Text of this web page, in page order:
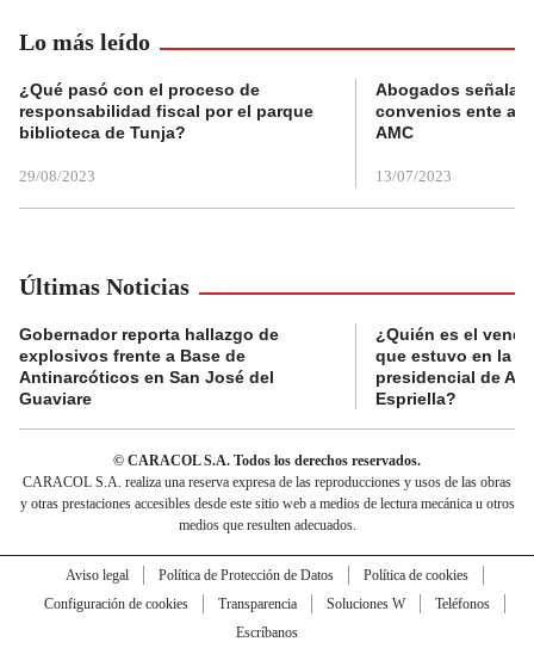
Lo más leído
¿Qué pasó con el proceso de
responsabilidad fiscal por el parque
biblioteca de Tunja?
29/08/2023
Abogados
convenios ente
AMC
13/07/2023
Últimas Noticias
Gobernador reporta hallazgo de
explosivos frente a Base de
Antinarcóticos en San José del
Guaviare
¿Quién es el
que estuvo en la
presidencial de
Espriella?
© CARACOL S.A. Todos los derechos reservados.
CARACOL S.A. realiza una reserva expresa de las reproducciones y usos de las obras
y otras prestaciones accesibles desde este sitio web a medios de lectura mecánica u otros
medios que resulten adecuados.
Aviso legal Política de Protección de Datos
Política de cookies
Configuración de cookies
Transparencia Soluciones W
Teléfonos
Escríbanos